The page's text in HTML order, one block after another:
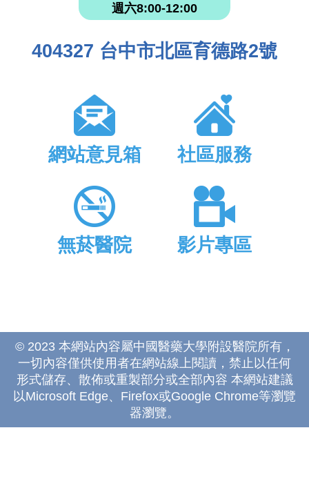
週六8:00-12:00
404327 台中市北區育德路2號
網站意見箱 社區服務
無菸醫院 影片專區
© 2023 本網站內容屬中國醫藥大學附設醫院所有，
一切內容僅供使用者在網站線上閱讀，禁止以任何
形式儲存、散佈或重製部分或全部內容 本網站建議
以Microsoft Edge、Firefox或Google Chrome等瀏覽
器瀏覽。